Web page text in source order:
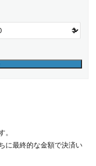
。
に最終的な金額で決済い